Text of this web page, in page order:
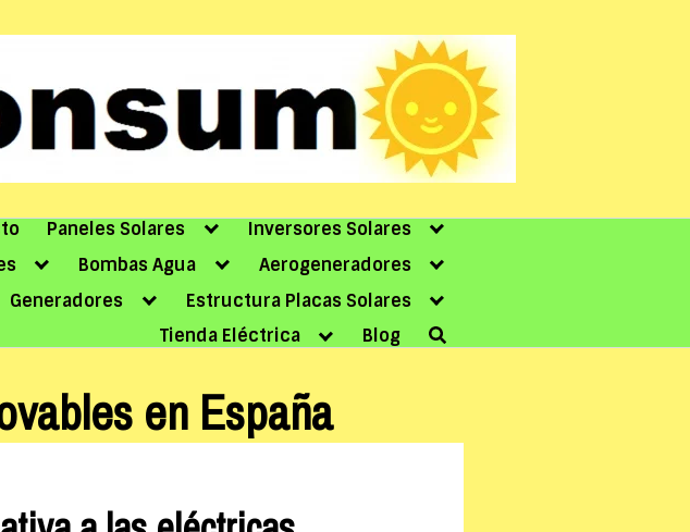
Paneles Solares
Inversores Solares
Bombas Agua
Aerogeneradores
Generadores
Estructura Placas Solares
Tienda Eléctrica
Blog
en España